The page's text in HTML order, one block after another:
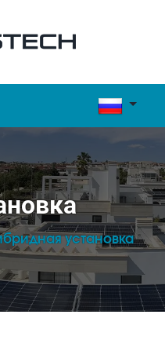
установка